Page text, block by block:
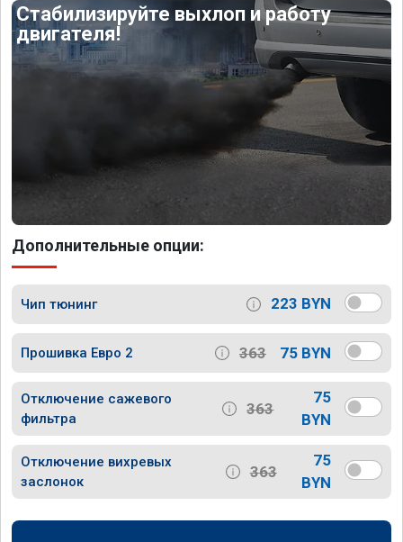
Стабилизируйте выхлоп и работу
двигателя!
Дополнительные опции:
Чип тюнинг 223 BYN
Прошивка Евро 2 363 75 BYN
Отключение сажевого
фильтра
363
75
BYN
Отключение вихревых
заслонок
363
75
BYN